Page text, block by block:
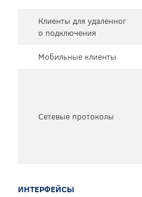
Клиенты для удаленног
о подключения
Мобильные клиенты
Сетевые протоколы
ИНТЕРФЕЙСЫ